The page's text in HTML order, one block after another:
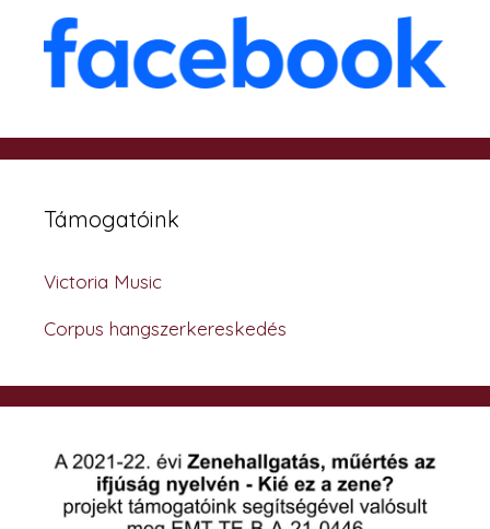
Támogatóink
Victoria Music
Corpus hangszerkereskedés